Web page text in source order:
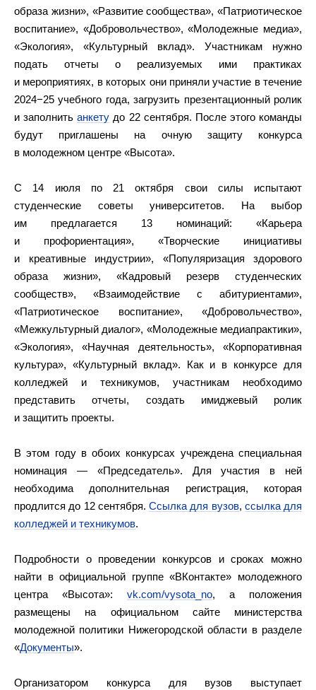
образа жизни», «Развитие сообщества», «Патриотическое
воспитание», «Добровольчество», «Молодежные медиа»,
«Экология», «Культурный вклад». Участникам нужно
подать отчеты о реализуемых ими практиках
и мероприятиях, в которых они приняли участие в течение
2024−25 учебного года, загрузить презентационный ролик
и заполнитьанкету до 22 сентября. После этого команды
будут приглашены на очную защиту конкурса
в молодежном центре «Высота».
С 14 июля по 21 октября свои силы испытают
студенческие советы университетов. На выбор
им предлагается 13 номинаций: «Карьера
и профориентация», «Творческие инициативы
и креативные индустрии», «Популяризация здорового
образа жизни», «Кадровый резерв студенческих
сообществ», «Взаимодействие с абитуриентами»,
«Патриотическое воспитание», «Добровольчество»,
«Межкультурный диалог», «Молодежные медиапрактики»,
«Экология», «Научная деятельность», «Корпоративная
культура», «Культурный вклад». Как и в конкурсе для
колледжей и техникумов, участникам необходимо
представить отчеты, создать имиджевый ролик
и защитить проекты.
В этом году в обоих конкурсах учреждена специальная
номинация — «Председатель». Для участия в ней
необходима дополнительная регистрация, которая
продлится до 12 сентября. Ссылка для вузов, ссылка для
колледжей и техникумов.
Подробности о проведении конкурсов и сроках можно
найти в официальной группе «ВКонтакте» молодежного
центра «Высота»: vk.com/vysota_no, а положения
размещены на официальном сайте министерства
молодежной политики Нижегородской области в разделе
«Документы».
Организатором конкурса для вузов выступает